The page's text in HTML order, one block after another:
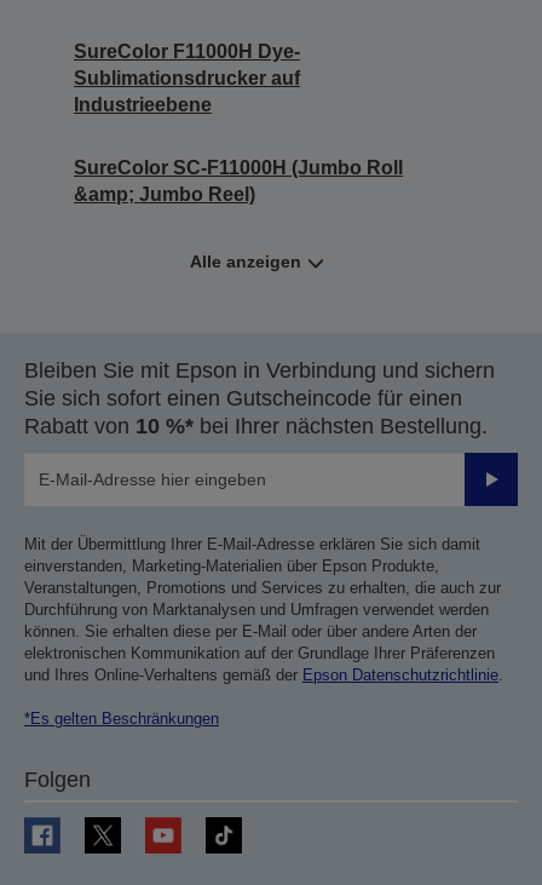
SureColor F11000H Dye-
Sublimationsdrucker auf
Industrieebene
SureColor SC-F11000H (Jumbo Roll
&amp; Jumbo Reel)
Alle anzeigen
Bleiben Sie mit Epson in Verbindung und sichern
Sie sich sofort einen Gutscheincode für einen
Rabatt von 10 %* bei Ihrer nächsten Bestellung.
Mit der Übermittlung Ihrer E-Mail-Adresse erklären Sie sich damit
einverstanden, Marketing-Materialien über Epson Produkte,
Veranstaltungen, Promotions und Services zu erhalten, die auch zur
Durchführung von Marktanalysen und Umfragen verwendet werden
können. Sie erhalten diese per E-Mail oder über andere Arten der
elektronischen Kommunikation auf der Grundlage Ihrer Präferenzen
und Ihres Online-Verhaltens gemäß der Epson Datenschutzrichtlinie
*Es gelten Beschränkungen
Folgen